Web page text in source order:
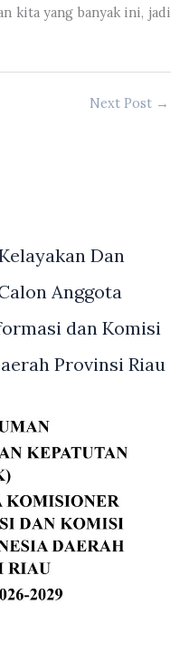
kita yang banyak ini, jadi
Next Post →
Dan
Anggota
dan Komisi
Provinsi Riau